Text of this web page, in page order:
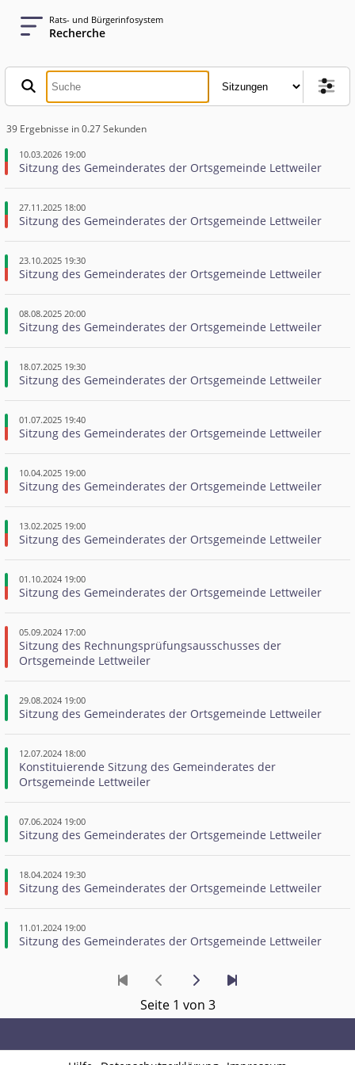
Rats- und Bürgerinfosystem
Recherche
39 Ergebnisse in 0.27 Sekunden
10.03.2026 19:00
Sitzung des Gemeinderates der Ortsgemeinde Lettweiler
27.11.2025 18:00
Sitzung des Gemeinderates der Ortsgemeinde Lettweiler
23.10.2025 19:30
Sitzung des Gemeinderates der Ortsgemeinde Lettweiler
08.08.2025 20:00
Sitzung des Gemeinderates der Ortsgemeinde Lettweiler
18.07.2025 19:30
Sitzung des Gemeinderates der Ortsgemeinde Lettweiler
01.07.2025 19:40
Sitzung des Gemeinderates der Ortsgemeinde Lettweiler
10.04.2025 19:00
Sitzung des Gemeinderates der Ortsgemeinde Lettweiler
13.02.2025 19:00
Sitzung des Gemeinderates der Ortsgemeinde Lettweiler
01.10.2024 19:00
Sitzung des Gemeinderates der Ortsgemeinde Lettweiler
05.09.2024 17:00
Sitzung des Rechnungsprüfungsausschusses der
Ortsgemeinde Lettweiler
29.08.2024 19:00
Sitzung des Gemeinderates der Ortsgemeinde Lettweiler
12.07.2024 18:00
Konstituierende Sitzung des Gemeinderates der
Ortsgemeinde Lettweiler
07.06.2024 19:00
Sitzung des Gemeinderates der Ortsgemeinde Lettweiler
18.04.2024 19:30
Sitzung des Gemeinderates der Ortsgemeinde Lettweiler
11.01.2024 19:00
Sitzung des Gemeinderates der Ortsgemeinde Lettweiler
Seite 1 von 3